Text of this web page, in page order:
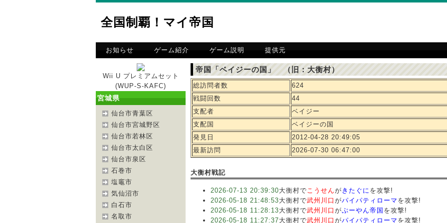
全国制覇！マイ帝国
お知らせ ゲーム紹介 ゲーム説明 提供元
Wii U プレミアムセット
(WUP-S-KAFC)
宮城県
仙台市青葉区
仙台市宮城野区
仙台市若林区
仙台市太白区
仙台市泉区
石巻市
塩竈市
気仙沼市
白石市
名取市
帝国「ベイジーの国」 （旧：大衡村）
総訪問者数
624
戦闘回数
44
支配者
ベイジー
支配国
ベイジーの国
発見日
2012-04-28 20:49:05
最新訪問
2026-07-30 06:47:00
大衡村戦記
2026-07-13 20:39:30大衡村でこうせんが きたぐに を攻撃!
2026-05-18 21:48:53大衡村で武州川口 がパイパティローマ を攻撃!
2026-05-18 11:28:13大衡村で武州川口 がぷーやん帝国 を攻撃!
2026-05-18 11:27:37大衡村で武州川口 がパイパティローマ を攻撃!